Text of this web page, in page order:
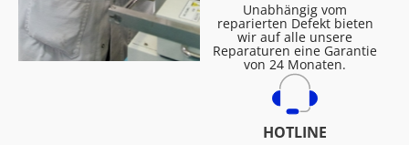
Unabhängig vom
reparierten Defekt bieten
wir auf alle unsere
Reparaturen eine Garantie
von 24 Monaten.
HOTLINE